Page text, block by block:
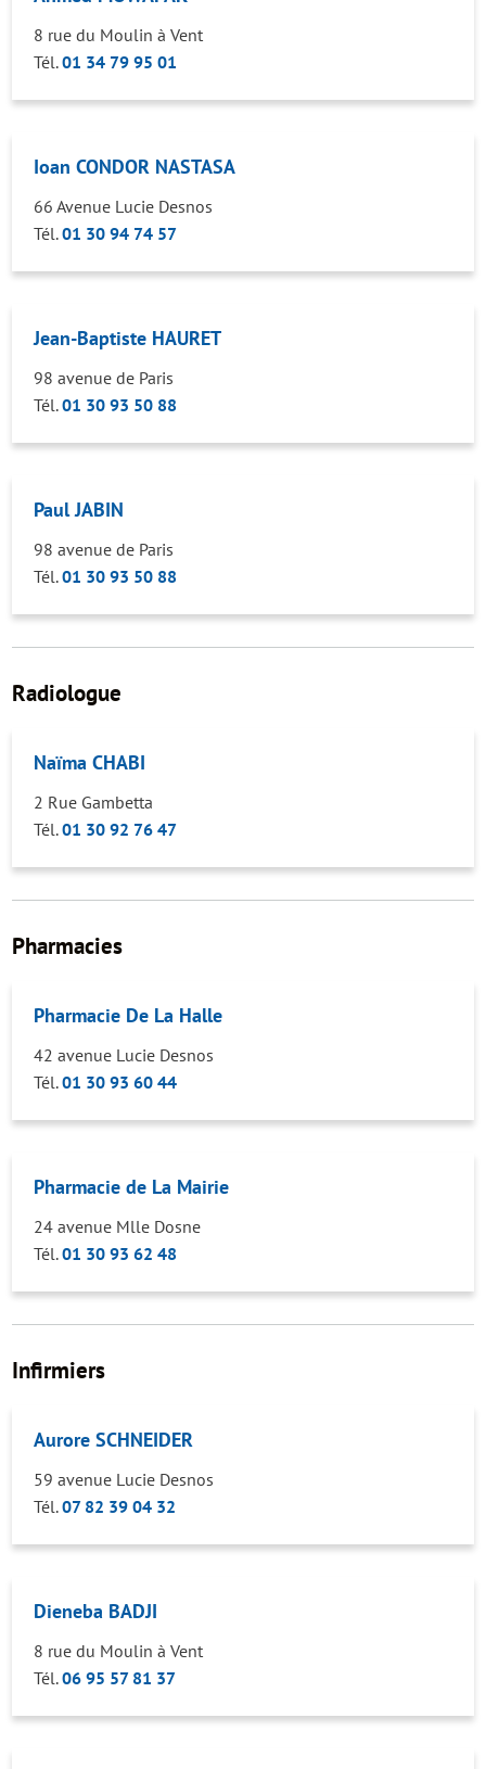
8 rue du Moulin à Vent
Tél.01 34 79 95 01
Ioan CONDOR NASTASA
66 Avenue Lucie Desnos
Tél.01 30 94 74 57
Jean-Baptiste HAURET
98 avenue de Paris
Tél.01 30 93 50 88
Paul JABIN
98 avenue de Paris
Tél.01 30 93 50 88
Radiologue
Naïma CHABI
2 Rue Gambetta
Tél.01 30 92 76 47
Pharmacies
Pharmacie De La Halle
42 avenue Lucie Desnos
Tél.01 30 93 60 44
Pharmacie de La Mairie
24 avenue Mlle Dosne
Tél.01 30 93 62 48
Infirmiers
Aurore SCHNEIDER
59 avenue Lucie Desnos
Tél.07 82 39 04 32
Dieneba BADJI
8 rue du Moulin à Vent
Tél.06 95 57 81 37